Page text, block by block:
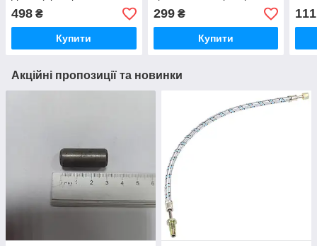
оргскло) — Фільтр-
відстійник 240-1105010-01
498 ₴
Купити
двигуна (вир-во Україна)
240-3701056 /
2403701056
299₴
Купити
111
Акційні пропозиції та новинки